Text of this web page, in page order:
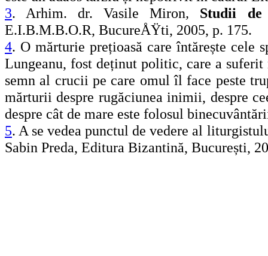
3. Arhim. dr. Vasile Miron, Studii de
E.I.B.M.B.O.R, BucureÅŸti, 2005, p. 175.
4. O mărturie prețioasă care întărește cele
Lungeanu, fost deținut politic, care a
semn al crucii pe care omul îl face peste
mărturii despre rugăciunea inimii, despre
despre cât de mare este folosul
5. A se vedea punctul de vedere al
Sabin Preda, Editura Bizantină, București,